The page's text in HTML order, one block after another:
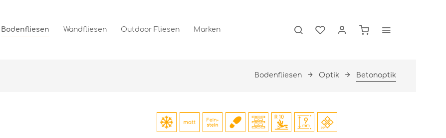
Bodenfliesen Wandfliesen Outdoor Fliesen Marken
Bodenfliesen Optik Betonoptik